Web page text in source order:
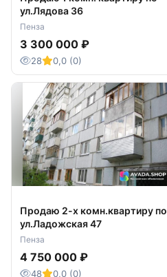
ул.Лядова 36
Пенза
3 300 000 ₽
28 0,0 (0)
Продаю 2-х комн.квартиру по
ул.Ладожская 47
Пенза
4 750 000 ₽
48 0,0 (0)